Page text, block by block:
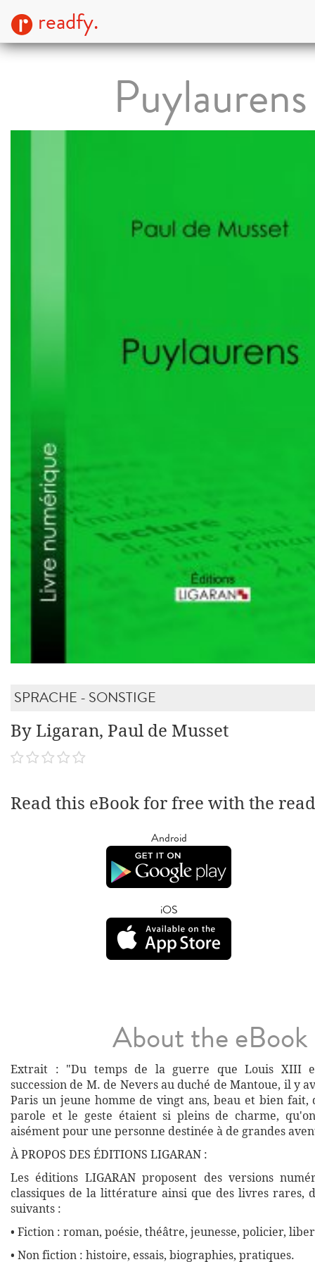
readfy.
Puylaurens
SPRACHE - SONSTIGE
By Ligaran, Paul de Musset
Read this eBook for free with the
Android
iOS
About the eBook
Extrait : "Du temps de la guerre que Louis XIII
succession de M. de Nevers au duché de Mantoue, il y
Paris un jeune homme de vingt ans, beau et bien
parole et le geste étaient si pleins de charme,
aisément pour une personne destinée à de grandes
À PROPOS DES ÉDITIONS LIGARAN :
Les éditions LIGARAN proposent des versions
classiques de la littérature ainsi que des livres rares,
suivants :
• Fiction : roman, poésie, théâtre, jeunesse, policier,
• Non fiction : histoire, essais, biographies, pratiques.